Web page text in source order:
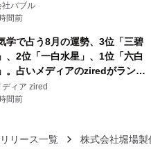
社バブル
間前
学で占う8月の運勢、3位「三碧
、2位「一白水星」、1位「六白
。占いメディアのziredがランキ
発表
ィア zired
間前
リース一覧 株式会社堀場製